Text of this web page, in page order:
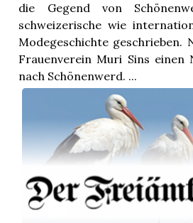
die Gegend von
schweizerische wie
Modegeschichte geschrieben.
Frauenverein Muri Sins einen
nach Schönenwerd. ...